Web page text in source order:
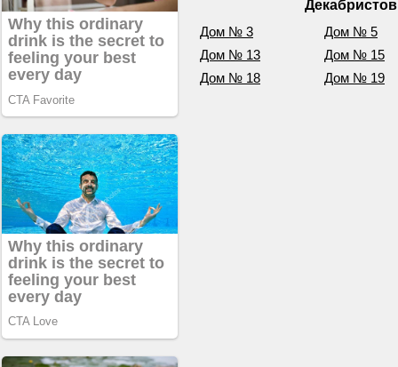
Дом № 3
Дом № 5
Дом № 13
Дом № 15
Дом № 18
Дом № 19